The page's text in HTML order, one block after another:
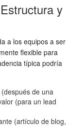
y
a los equipos a ser
flexible para
típica podría
de una
(para un lead
(artículo de blog,